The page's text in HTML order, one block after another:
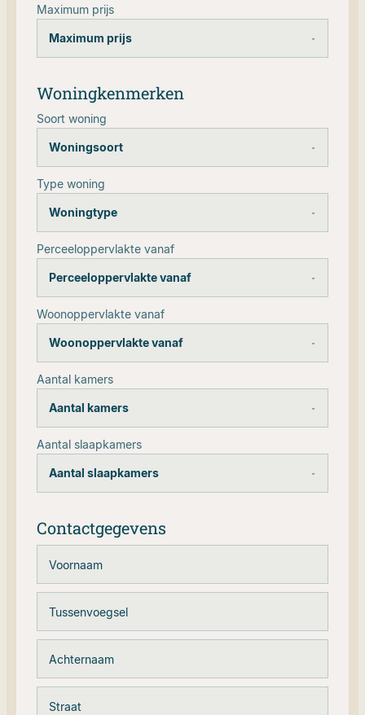
Maximum prijs
Maximum prijs
Woningkenmerken
Soort woning
Woningsoort
Type woning
Woningtype
Perceeloppervlakte vanaf
Perceeloppervlakte vanaf
Woonoppervlakte vanaf
Woonoppervlakte vanaf
Aantal kamers
Aantal kamers
Aantal slaapkamers
Aantal slaapkamers
Contactgegevens
Voornaam
Tussenvoegsel
Achternaam
Straat